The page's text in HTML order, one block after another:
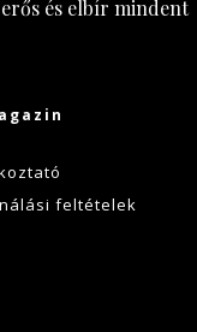
és elbír mindent
feltételek